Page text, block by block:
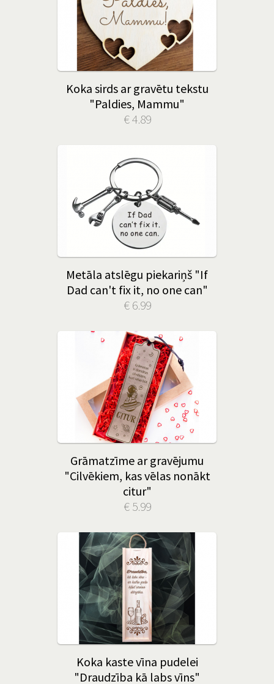
Koka sirds ar gravētu tekstu
"Paldies, Mammu"
€ 4.89
Metāla atslēgu piekariņš "If
Dad can't fix it, no one can"
€ 6.99
Grāmatzīme ar gravējumu
"Cilvēkiem, kas vēlas nonākt
citur"
€ 5.99
Koka kaste vīna pudelei
"Draudzība kā labs vīns"